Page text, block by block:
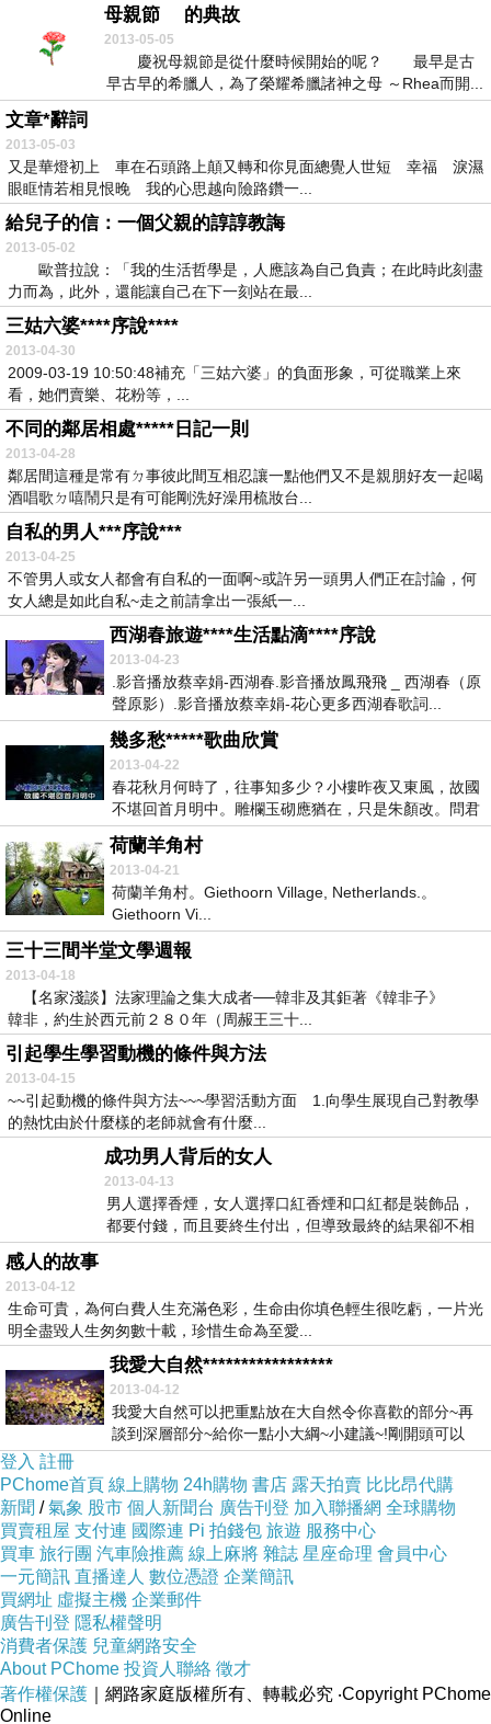
母親節 的典故
2013-05-05
慶祝母親節是從什麼時候開始的呢？ 最早是古
早古早的希臘人，為了榮耀希臘諸神之母 ～Rhea而開...
文章*辭詞
2013-05-03
又是華燈初上 車在石頭路上顛又轉和你見面總覺人世短 幸福 淚濕
眼眶情若相見恨晚 我的心思越向險路鑽一...
給兒子的信：一個父親的諄諄教誨
2013-05-02
歐普拉說：「我的生活哲學是，人應該為自己負責；在此時此刻盡
力而為，此外，還能讓自己在下一刻站在最...
三姑六婆****序說****
2013-04-30
2009-03-19 10:50:48補充「三姑六婆」的負面形象，可從職業上來
看，她們賣樂、花粉等，...
不同的鄰居相處*****日記一則
2013-04-28
鄰居間這種是常有ㄉ事彼此間互相忍讓一點他們又不是親朋好友一起喝
酒唱歌ㄉ嘻鬧只是有可能剛洗好澡用梳妝台...
自私的男人***序說***
2013-04-25
不管男人或女人都會有自私的一面啊~或許另一頭男人們正在討論，何
女人總是如此自私~走之前請拿出一張紙一...
西湖春旅遊****生活點滴****序說
2013-04-23
.影音播放蔡幸娟-西湖春.影音播放鳳飛飛 _ 西湖春（原
聲原影）.影音播放蔡幸娟-花心更多西湖春歌詞...
幾多愁*****歌曲欣賞
2013-04-22
春花秋月何時了，往事知多少？小樓昨夜又東風，故國
不堪回首月明中。雕欄玉砌應猶在，只是朱顏改。問君
能有...
荷蘭羊角村
2013-04-21
荷蘭羊角村。Giethoorn Village, Netherlands.。
Giethoorn Vi...
三十三間半堂文學週報
2013-04-18
【名家淺談】法家理論之集大成者──韓非及其鉅著《韓非子》
韓非，約生於西元前２８０年（周赧王三十...
引起學生學習動機的條件與方法
2013-04-15
~~引起動機的條件與方法~~~學習活動方面 1.向學生展現自己對教學
的熱忱由於什麼樣的老師就會有什麼...
成功男人背后的女人
2013-04-13
男人選擇香煙，女人選擇口紅香煙和口紅都是裝飾品，
都要付錢，而且要終生付出，但導致最終的結果卻不相
同。...
感人的故事
2013-04-12
生命可貴，為何白費人生充滿色彩，生命由你填色輕生很吃虧，一片光
明全盡毀人生匆匆數十載，珍惜生命為至愛...
我愛大自然*****************
2013-04-12
我愛大自然可以把重點放在大自然令你喜歡的部分~再
談到深層部分~給你一點小大綱~小建議~!剛開頭可以
說...
登入 註冊
PChome首頁 線上購物 24h購物 書店 露天拍賣 比比昂代購
新聞 /氣象 股市 個人新聞台 廣告刊登 加入聯播網 全球購物
買賣租屋 支付連 國際連 Pi 拍錢包 旅遊 服務中心
買車 旅行團 汽車險推薦 線上麻將 雜誌 星座命理 會員中心
一元簡訊 直播達人 數位憑證 企業簡訊
買網址 虛擬主機 企業郵件
廣告刊登 隱私權聲明
消費者保護 兒童網路安全
About PChome 投資人聯絡 徵才
著作權保護 ｜網路家庭版權所有、轉載必究 ‧Copyright PChome
Online